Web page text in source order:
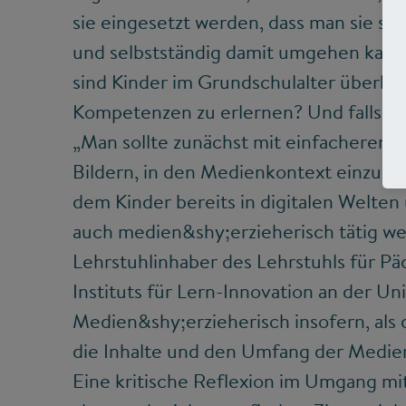
sie eingesetzt werden, dass man sie
und selbstständig damit umgehen
sind Kinder im Grundschulalter
Kompetenzen zu erlernen? Und falls
„Man sollte zunächst mit einfacheren
Bildern, in den Medienkontext
dem Kinder bereits in digitalen
auch medien&shy;erzieherisch tätig
Lehrstuhlinhaber des Lehrstuhls für
Instituts für Lern-Innovation an der
Medien&shy;erzieherisch insofern, als
die Inhalte und den Umfang der
Eine kritische Reflexion im Umgang